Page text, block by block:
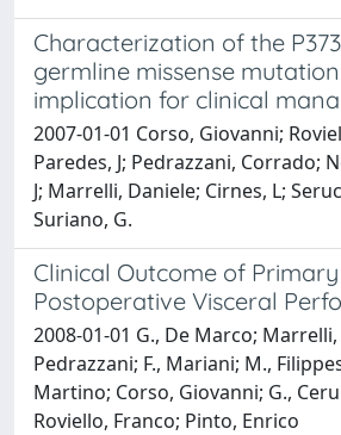
Characterization of the
germline missense
implication for clinical
2007-01-01 Corso, Giovanni;
Paredes, J; Pedrazzani, Corrado;
J; Marrelli, Daniele; Cirnes, L;
Suriano, G.
Clinical Outcome of
Postoperative Visceral
2008-01-01 G., De Marco; Marrelli,
Pedrazzani; F., Mariani; M.,
Martino; Corso, Giovanni; G.,
Roviello, Franco; Pinto, Enrico